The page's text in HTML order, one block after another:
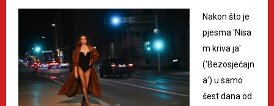
Nakon što je
pjesma 'Nisa
m kriva ja'
('Bezosjećajn
a') u samo
šest dana od